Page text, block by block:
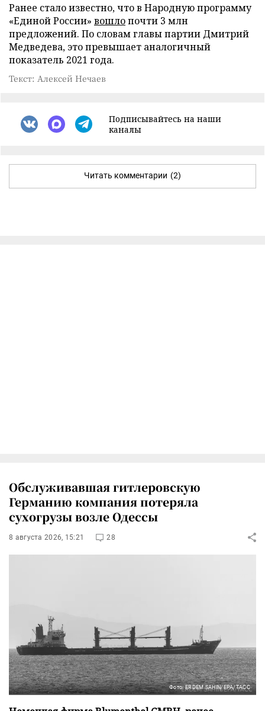
Ранее стало известно, что в Народную программу
«Единой России» вошлопочти 3 млн
предложений. По словам главы партии Дмитрий
Медведева, это превышает аналогичный
показатель 2021 года.
Текст: Алексей Нечаев
Подписывайтесь на наши
каналы
Читать комментарии (2)
Обслуживавшая гитлеровскую
Германию компания потеряла
сухогрузы возле Одессы
8 августа 2026, 15:21 28
Фото: ERDEM SAHIN/EPA/ТАСС